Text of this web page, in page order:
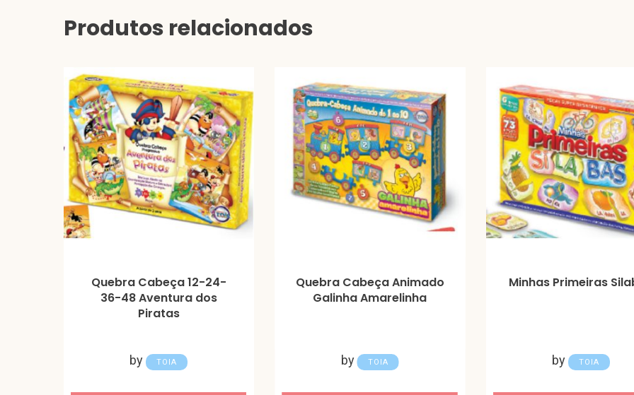
Produtos relacionados
Quebra Cabeça 12-24-
36-48 Aventura dos
Piratas
by TOIA
Quebra Cabeça Animado
Galinha Amarelinha
by TOIA
Minhas Primeiras
by TOIA